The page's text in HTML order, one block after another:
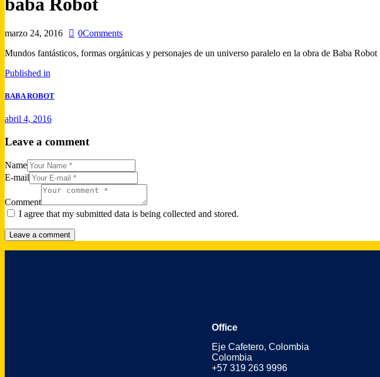
baba Robot
marzo 24, 2016 0Comments
Mundos fantásticos, formas orgánicas y personajes de un universo paralelo en la obra de Baba Robot
Published in
BABA ROBOT
abril 4, 2016
Leave a comment
Name
E-mail
Comment
I agree that my submitted data is being collected and stored.
Office
Eje Cafetero, Colombia
Colombia
+57 319 263 9996